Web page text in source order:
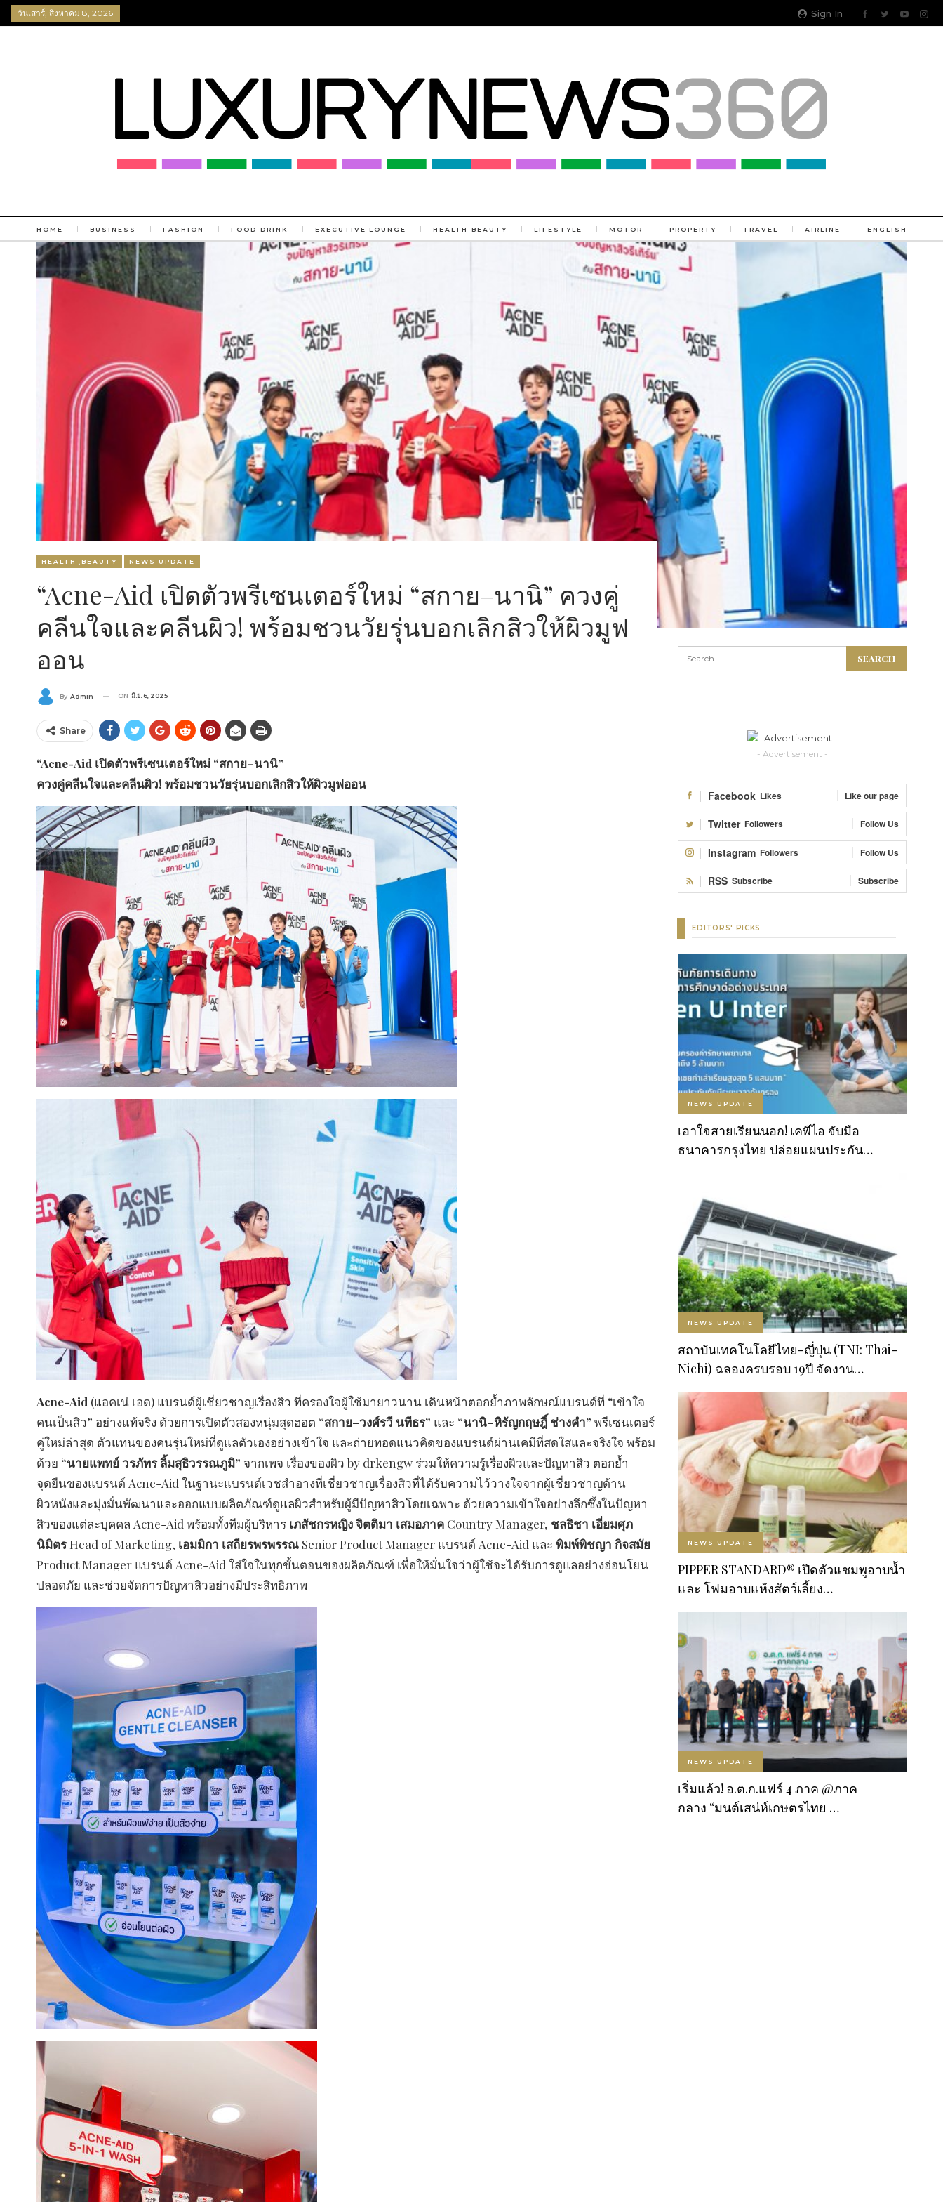
Sign In
วันเสาร์, สิงหาคม 8, 2026
HOME BUSINESS FASHION FOOD-DRINK EXECUTIVE LOUNGE HEALTH-BEAUTY LIFESTYLE MOTOR PROPERTY TRAVEL AIRLINE ENGLISH
HEALTH-ฺBEAUTY NEWS UPDATE
“Acne-Aid เปิดตัวพรีเซนเตอร์ใหม่ “สกาย–นานิ” ควงคู่
คลีนใจและคลีนผิว! พร้อมชวนวัยรุ่นบอกเลิกสิวให้ผิวมูฟ
ออน
By Admin ON มิ.ย. 6, 2025
Share
“Acne-Aid เปิดตัวพรีเซนเตอร์ใหม่ “สกาย–นานิ”
ควงคู่คลีนใจและคลีนผิว! พร้อมชวนวัยรุ่นบอกเลิกสิวให้ผิวมูฟออน
Acne-Aid (แอคเน่ เอด) แบรนด์ผู้เชี่ยวชาญเรื่องสิว ที่ครองใจผู้ใช้มายาวนาน เดินหน้าตอกย้ำภาพลักษณ์แบรนด์ที่ “เข้าใจ
คนเป็นสิว” อย่างแท้จริง ด้วยการเปิดตัวสองหนุ่มสุดฮอต “สกาย–วงศ์รวี นทีธร” และ “นานิ–หิรัญกฤษฎิ์ ช่างคำ” พรีเซนเตอร์
คู่ใหม่ล่าสุด ตัวแทนของคนรุ่นใหม่ที่ดูแลตัวเองอย่างเข้าใจ และถ่ายทอดแนวคิดของแบรนด์ผ่านเคมีที่สดใสและจริงใจ พร้อม
ด้วย “นายแพทย์ วรภัทร ลิ้มสุธิวรรณภูมิ” จากเพจ เรื่องของผิว by drkengw ร่วมให้ความรู้เรื่องผิวและปัญหาสิว ตอกย้ำ
จุดยืนของแบรนด์ Acne-Aid ในฐานะแบรนด์เวชสำอางที่เชี่ยวชาญเรื่องสิวที่ได้รับความไว้วางใจจากผู้เชี่ยวชาญด้าน
ผิวหนังและมุ่งมั่นพัฒนาและออกแบบผลิตภัณฑ์ดูแลผิวสำหรับผู้มีปัญหาสิวโดยเฉพาะ ด้วยความเข้าใจอย่างลึกซึ้งในปัญหา
สิวของแต่ละบุคคล Acne-Aid พร้อมทั้งทีมผู้บริหาร เภสัชกรหญิง จิตติมา เสมอภาค Country Manager, ชลธิชา เอี่ยมศุภ
นิมิตรHead of Marketing, เอมมิกา เสถียรพรพรรณ Senior Product Manager แบรนด์ Acne-Aid และ พิมพ์พิชญา กิจสมัย
Product Manager แบรนด์ Acne-Aid ใส่ใจในทุกขั้นตอนของผลิตภัณฑ์ เพื่อให้มั่นใจว่าผู้ใช้จะได้รับการดูแลอย่างอ่อนโยน
ปลอดภัย และช่วยจัดการปัญหาสิวอย่างมีประสิทธิภาพ
- Advertisement -
Facebook Likes Like our page
Twitter Followers Follow Us
Instagram Followers Follow Us
RSS Subscribe Subscribe
EDITORS' PICKS
NEWS UPDATE
เอาใจสายเรียนนอก! เคพีไอ จับมือ
ธนาคารกรุงไทย ปล่อยแผนประกัน…
NEWS UPDATE
สถาบันเทคโนโลยีไทย-ญี่ปุ่น (TNI: Thai-
Nichi) ฉลองครบรอบ 19ปี จัดงาน…
NEWS UPDATE
PIPPER STANDARD® เปิดตัวแชมพูอาบน้ำ
และ โฟมอาบแห้งสัตว์เลี้ยง…
NEWS UPDATE
เริ่มแล้ว! อ.ต.ก.แฟร์ 4 ภาค @ภาค
กลาง “มนต์เสน่ห์เกษตรไทย …